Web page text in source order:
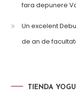
fara depunere
Un excelent
de an de
TIENDA